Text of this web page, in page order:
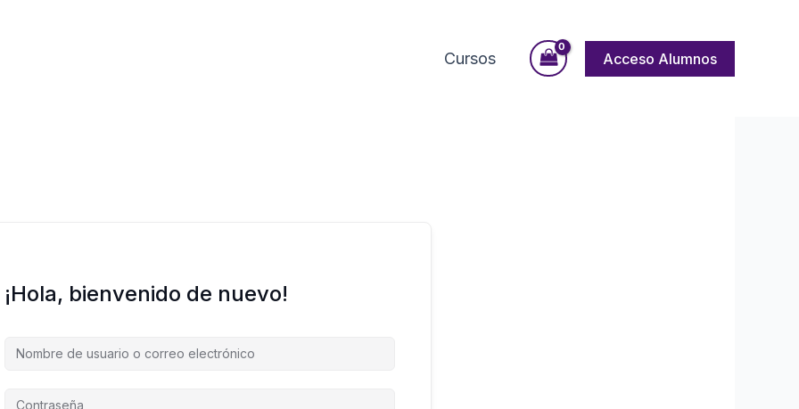
Cursos Acceso Alumnos
¡Hola, bienvenido de nuevo!